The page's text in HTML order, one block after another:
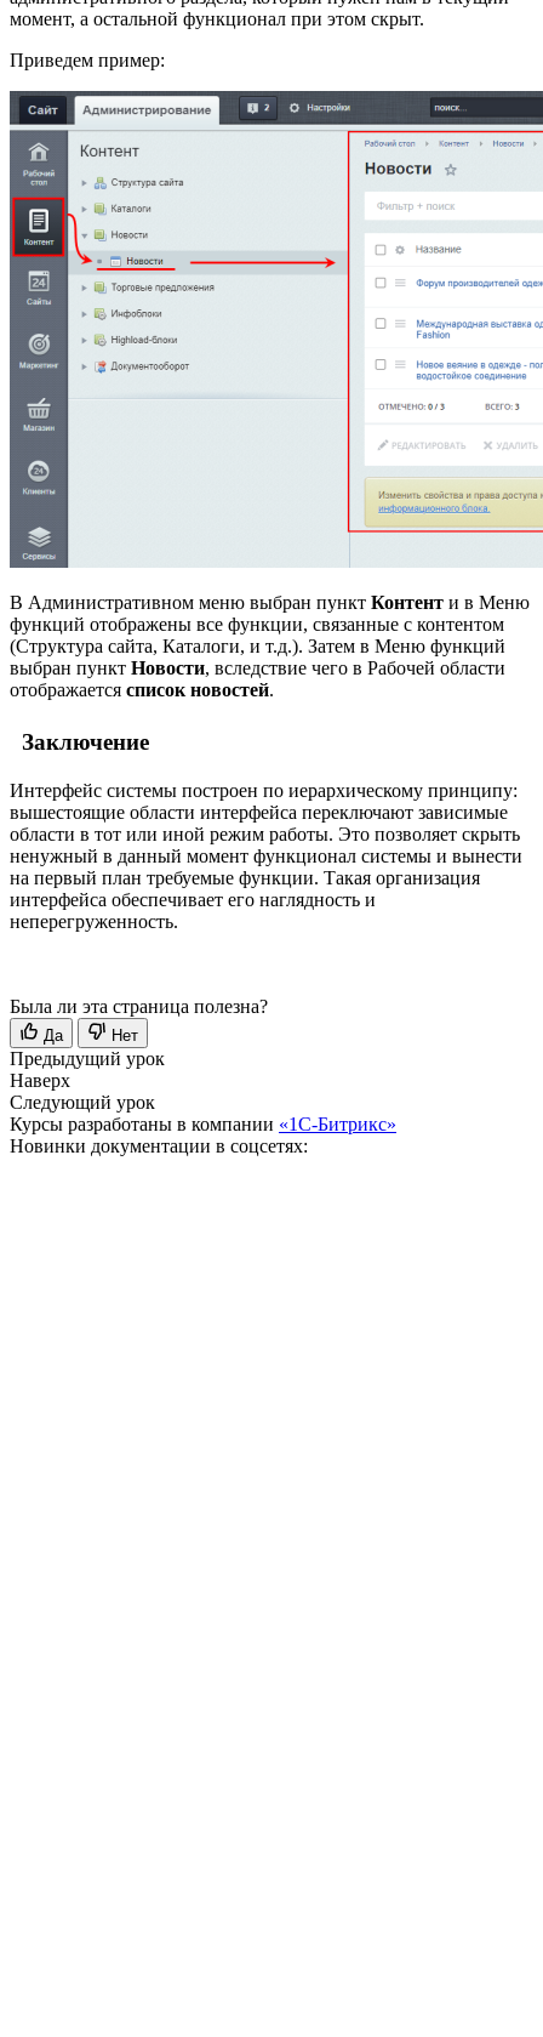
момент, а остальной функционал при этом скрыт.
Приведем пример:
В Административном меню выбран пункт Контент и в Меню
функций отображены все функции, связанные с контентом
(Структура сайта, Каталоги, и т.д.). Затем в Меню функций
выбран пункт Новости, вследствие чего в Рабочей области
отображается список новостей.
Заключение
Интерфейс системы построен по иерархическому принципу:
вышестоящие области интерфейса переключают зависимые
области в тот или иной режим работы. Это позволяет скрыть
ненужный в данный момент функционал системы и вынести
на первый план требуемые функции. Такая организация
интерфейса обеспечивает его наглядность и
неперегруженность.
Была ли эта страница полезна?
Да Нет
Предыдущий урок
Наверх
Следующий урок
Курсы разработаны в компании «1С-Битрикс»
Новинки документации в соцсетях: